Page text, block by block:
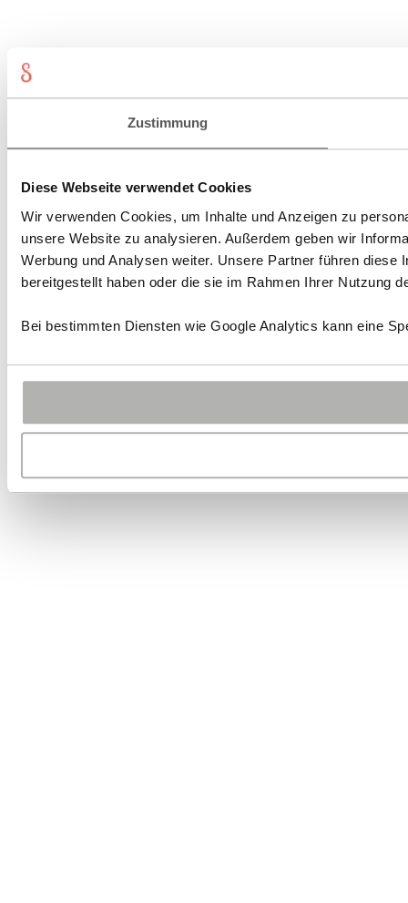
Zustimmung
Diese Webseite verwendet Cookies
Wir verwenden Cookies, um Inhalte und Anzeigen zu
unsere Website zu analysieren. Außerdem geben wir
Werbung und Analysen weiter. Unsere Partner führen
bereitgestellt haben oder die sie im Rahmen Ihrer Nutzung
Bei bestimmten Diensten wie Google Analytics kann eine